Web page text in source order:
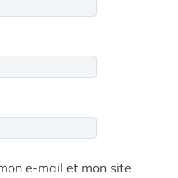
e-mail et mon site